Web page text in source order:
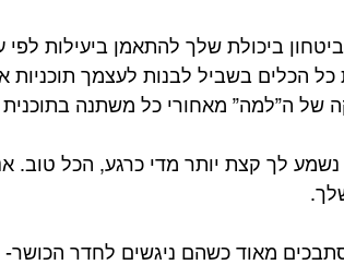
ביכולת שלך להתאמן ביעילות לפי
הכלים בשביל לבנות לעצמך תוכניות
ה”למה” מאחורי כל משתנה בתוכנית
לך קצת יותר מדי כרגע, הכל טוב.
מאוד כשהם ניגשים לחדר הכושר-